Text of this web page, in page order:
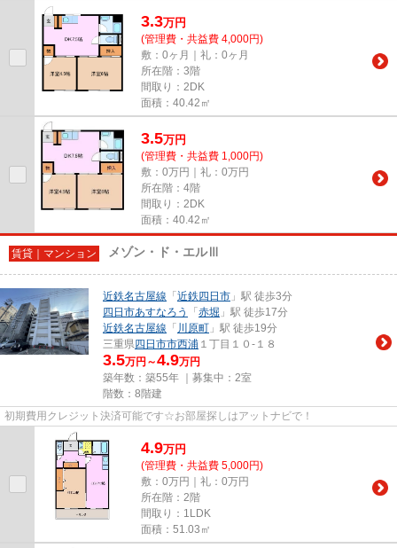
3.3万円
(管理費・共益費 4,000円)
敷：0ヶ月｜礼：0ヶ月
所在階：3階
間取り：2DK
面積：40.42㎡
3.5万円
(管理費・共益費 1,000円)
敷：0万円｜礼：0万円
所在階：4階
間取り：2DK
面積：40.42㎡
賃貸｜マンション メゾン・ド・エルⅢ
近鉄名古屋線 「 近鉄四日市 」駅 徒歩3分
四日市あすなろう
「 赤堀 」駅 徒歩17分
近鉄名古屋線 「 川原町 」駅 徒歩19分
三重県四日市市西浦 １丁目１０-１８
3.5万円～4.9万円
築年数：築55年 ｜募集中： 2室
階数：8階建
初期費用クレジット決済可能です☆お部屋探しはアットナビで！
4.9万円
(管理費・共益費 5,000円)
敷：0万円｜礼：0万円
所在階：2階
間取り：1LDK
面積：51.03㎡